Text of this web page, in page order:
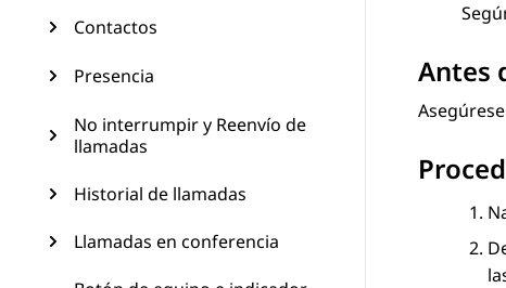
Contactos
Presencia
No interrumpir y Reenvío de
llamadas
Historial de llamadas
Llamadas en conferencia
Antes